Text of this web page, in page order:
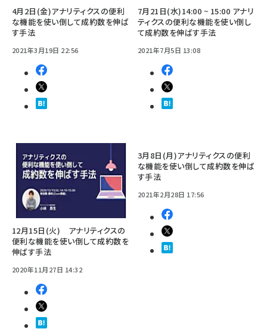
4月2日(金)アナリティクスの便利
な機能を使い倒して成約数を伸ば
す手法
2021年3月19日 22:56
7月21日(水)14:00 ~ 15:00 アナリ
ティクスの便利な機能を使い倒し
て成約数を伸ばす手法
2021年7月5日 13:08
12月15日(火) アナリティクスの
便利な機能を使い倒して成約数を
伸ばす手法
2020年11月27日 14:32
3月8日(月)アナリティクスの便利
な機能を使い倒して成約数を伸ば
す手法
2021年2月28日 17:56